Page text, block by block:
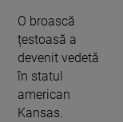
O broască
țestoasă a
devenit vedetă
în statul
american
Kansas.